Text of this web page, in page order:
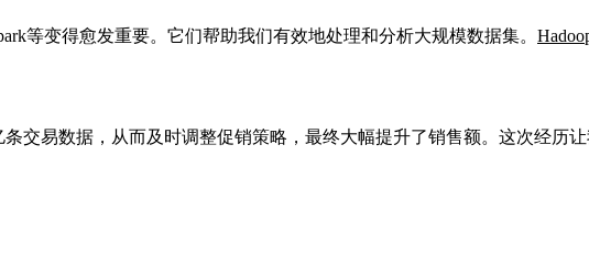
等变得愈发重要。它们帮助我们有效地处理和分析大规模数据集。
交易数据，从而及时调整促销策略，最终大幅提升了销售额。这次经历